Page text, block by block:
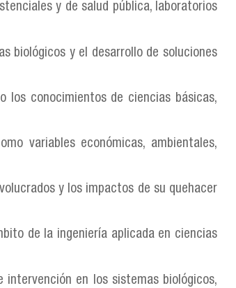
y de salud pública, laboratorios
biológicos y el desarrollo de soluciones
los conocimientos de ciencias básicas,
variables económicas, ambientales,
y los impactos de su quehacer
de la ingeniería aplicada en ciencias
en los sistemas biológicos,